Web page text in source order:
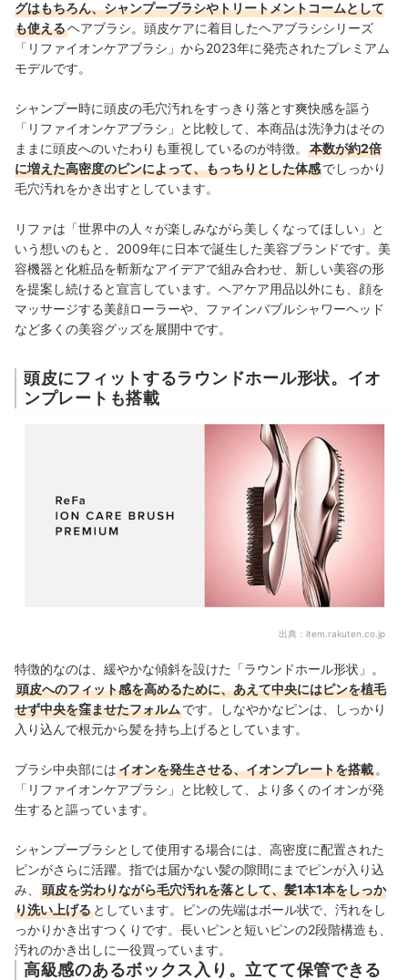
グはもちろん、シャンプーブラシやトリートメントコームとして
も使えるヘアブラシ。頭皮ケアに着目したヘアブラシシリーズ
「リファイオンケアブラシ」から2023年に発売されたプレミアム
モデルです。
シャンプー時に頭皮の毛穴汚れをすっきり落とす爽快感を謳う
「リファイオンケアブラシ」と比較して、本商品は洗浄力はその
ままに頭皮へのいたわりも重視しているのが特徴。
本数が約2倍
に増えた高密度のピンによって、もっちりとした体感でしっかり
毛穴汚れをかき出すとしています。
リファは「世界中の人々が楽しみながら美しくなってほしい」と
いう想いのもと、2009年に日本で誕生した美容ブランドです。美
容機器と化粧品を斬新なアイデアで組み合わせ、新しい美容の形
を提案し続けると宣言しています。ヘアケア用品以外にも、顔を
マッサージする美顔ローラーや、ファインバブルシャワーヘッド
など多くの美容グッズを展開中です。
頭皮にフィットするラウンドホール形状。イオ
ンプレートも搭載
出典： item.rakuten.co.jp
特徴的なのは、 緩やかな傾斜を設けた「ラウンドホール形状」。
頭皮へのフィット感を高めるために、あえて中央にはピンを植毛
せず中央を窪ませたフォルムです。しなやかなピンは、しっかり
入り込んで根元から髪を持ち上げるとしています。
ブラシ中央部にはイオンを発生させる、イオンプレートを搭載。
「リファイオンケアブラシ」と比較して、より多くのイオンが発
生すると謳っています。
シャンプーブラシとして使用する場合には、高密度に配置された
ピンがさらに活躍。指では届かない髪の隙間にまでピンが入り込
み、
頭皮を労わりながら毛穴汚れを落として、髪1本1本をしっか
り洗い上げる としています。ピンの先端はボール状で、汚れをし
っかりかき出すつくりです。長いピンと短いピンの2段階構造も、
汚れのかき出しに一役買っています。
高級感のあるボックス入り。立てて保管できる